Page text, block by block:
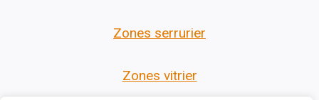
Zones serrurier
Zones vitrier